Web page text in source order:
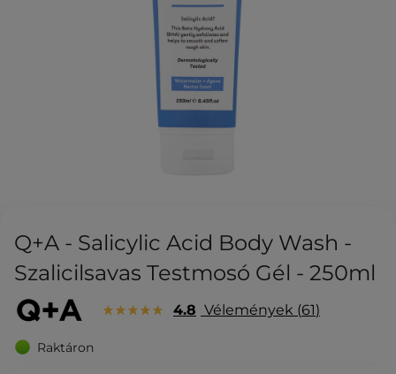
Q+A - Salicylic Acid Body Wash -
Szalicilsavas Testmosó Gél - 250ml
4.8 Vélemények 61
Raktáron